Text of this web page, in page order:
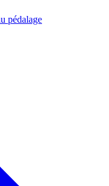
pédalage